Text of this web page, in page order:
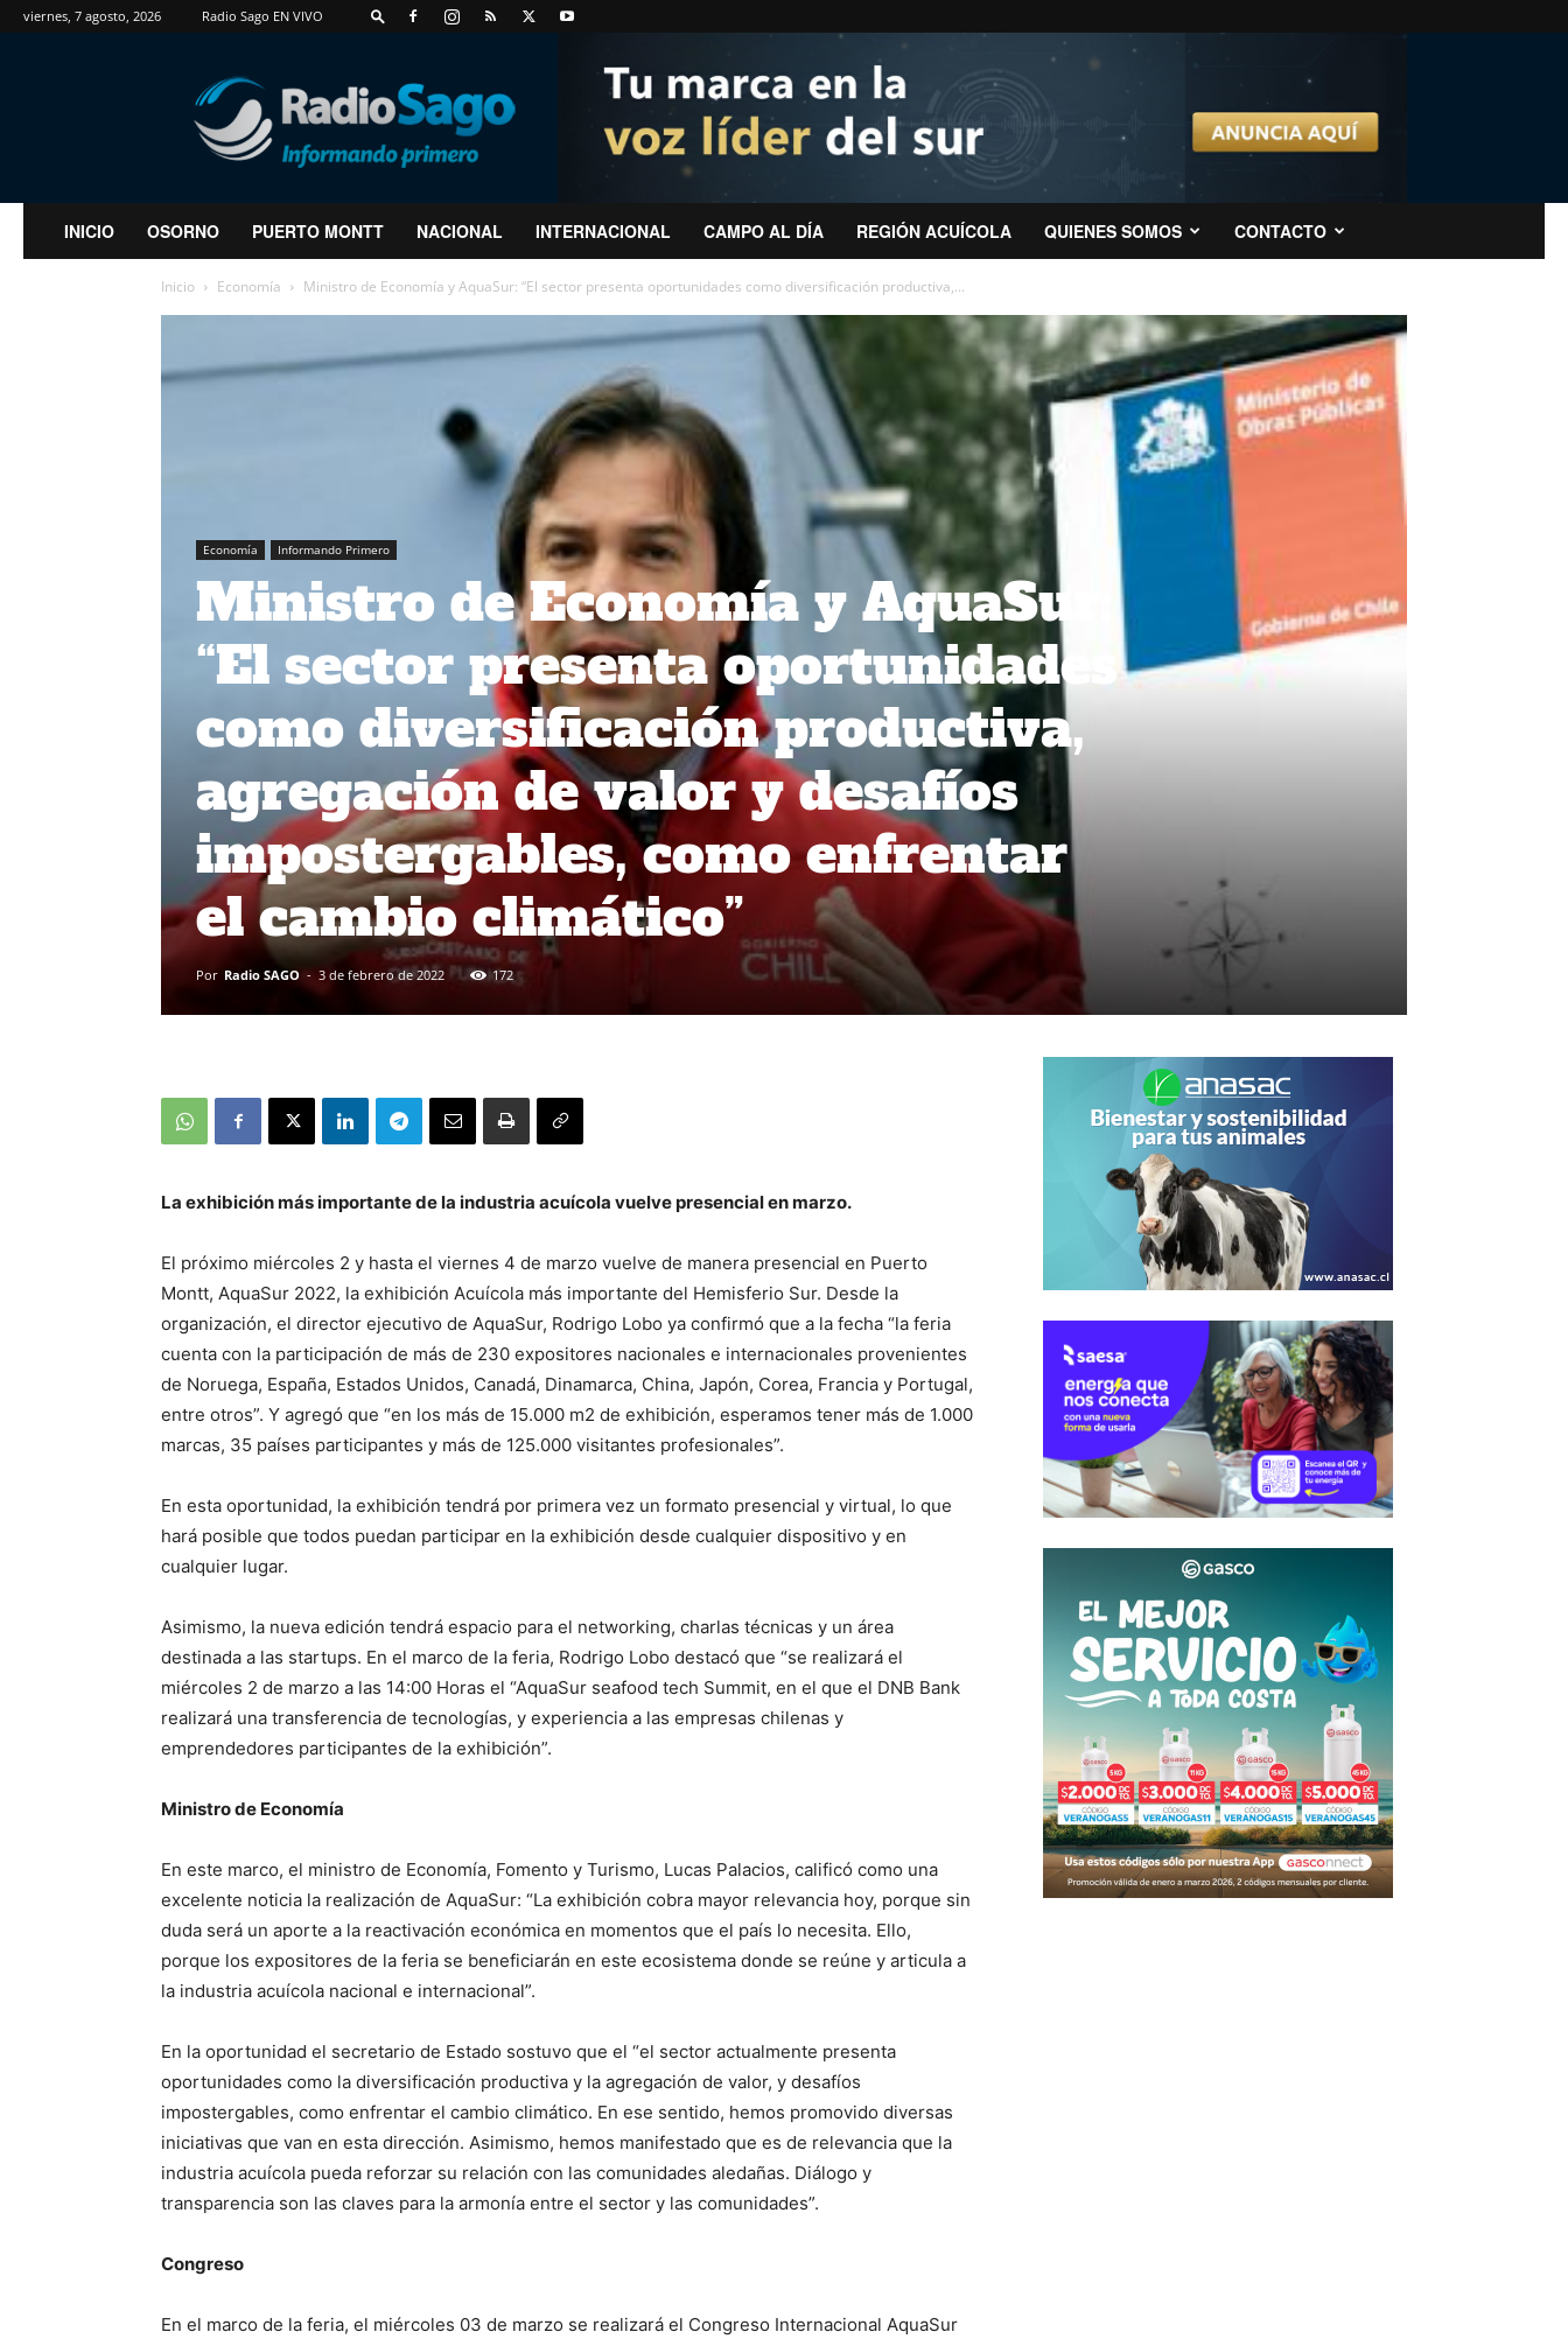
viernes, 7 agosto, 2026 Radio Sago EN VIVO
RadioSago
INICIO OSORNO PUERTO MONTT NACIONAL INTERNACIONAL CAMPO AL DÍA REGIÓN ACUÍCOLA QUIENES SOMOS CONTACTO
Inicio Economía Ministro de Economía y AquaSur: “El sector presenta oportunidades como diversificación productiva,...
Economía Informando Primero
Ministro de Economía y AquaSur:
“El sector presenta oportunidades
como diversificación productiva,
agregación de valor y desafíos
impostergables, como enfrentar
el cambio climático”
Por Radio SAGO - 3 de febrero de 2022 172
La exhibición más importante de la industria acuícola vuelve presencial en marzo.
El próximo miércoles 2 y hasta el viernes 4 de marzo vuelve de manera presencial en Puerto
Montt, AquaSur 2022, la exhibición Acuícola más importante del Hemisferio Sur. Desde la
organización, el director ejecutivo de AquaSur, Rodrigo Lobo ya confirmó que a la fecha “la feria
cuenta con la participación de más de 230 expositores nacionales e internacionales provenientes
de Noruega, España, Estados Unidos, Canadá, Dinamarca, China, Japón, Corea, Francia y Portugal,
entre otros”. Y agregó que “en los más de 15.000 m2 de exhibición, esperamos tener más de 1.000
marcas, 35 países participantes y más de 125.000 visitantes profesionales”.
En esta oportunidad, la exhibición tendrá por primera vez un formato presencial y virtual, lo que
hará posible que todos puedan participar en la exhibición desde cualquier dispositivo y en
cualquier lugar.
Asimismo, la nueva edición tendrá espacio para el networking, charlas técnicas y un área
destinada a las startups. En el marco de la feria, Rodrigo Lobo destacó que “se realizará el
miércoles 2 de marzo a las 14:00 Horas el “AquaSur seafood tech Summit, en el que el DNB Bank
realizará una transferencia de tecnologías, y experiencia a las empresas chilenas y
emprendedores participantes de la exhibición”.
Ministro de Economía
En este marco, el ministro de Economía, Fomento y Turismo, Lucas Palacios, calificó como una
excelente noticia la realización de AquaSur: “La exhibición cobra mayor relevancia hoy, porque sin
duda será un aporte a la reactivación económica en momentos que el país lo necesita. Ello,
porque los expositores de la feria se beneficiarán en este ecosistema donde se reúne y articula a
la industria acuícola nacional e internacional”.
En la oportunidad el secretario de Estado sostuvo que el “el sector actualmente presenta
oportunidades como la diversificación productiva y la agregación de valor, y desafíos
impostergables, como enfrentar el cambio climático. En ese sentido, hemos promovido diversas
iniciativas que van en esta dirección. Asimismo, hemos manifestado que es de relevancia que la
industria acuícola pueda reforzar su relación con las comunidades aledañas. Diálogo y
transparencia son las claves para la armonía entre el sector y las comunidades”.
Congreso
En el marco de la feria, el miércoles 03 de marzo se realizará el Congreso Internacional AquaSur